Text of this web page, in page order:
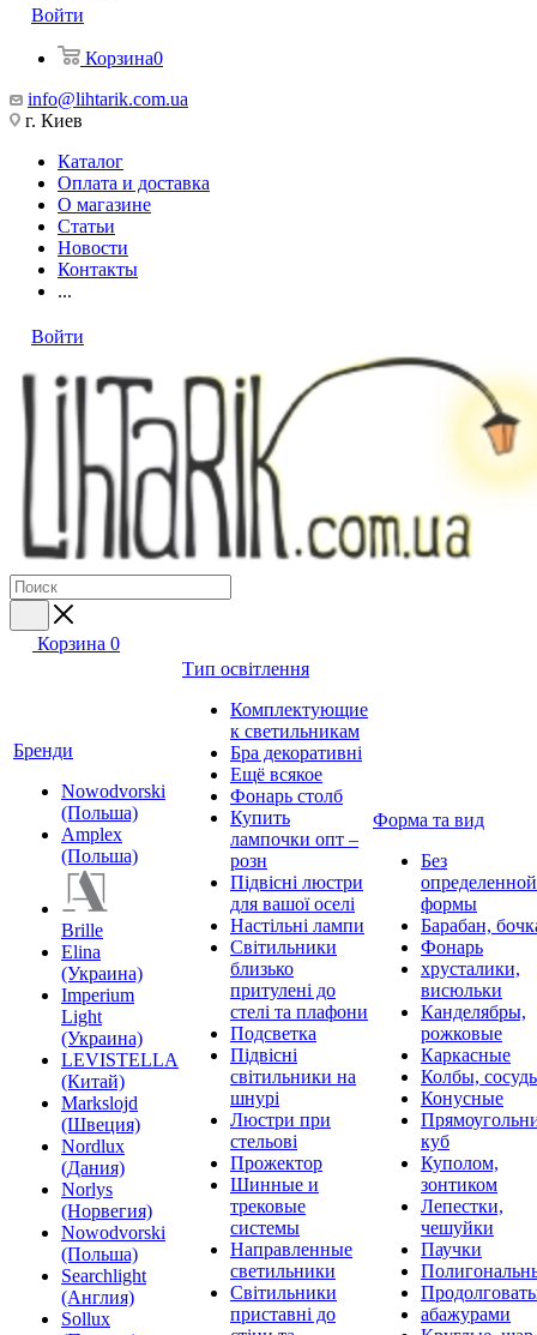
Войти
Корзина0
info@lihtarik.com.ua
г. Киев
Каталог
Оплата и доставка
О магазине
Статьи
Новости
Контакты
...
Войти
Корзина 0
Бренди
Nowodvorski
(Польша)
Amplex
(Польша)
Brille
Elina
(Украина)
Imperium
Light
(Украина)
LEVISTELLA
(Китай)
Markslojd
(Швеция)
Nordlux
(Дания)
Norlys
(Норвегия)
Nowodvorski
(Польша)
Searchlight
(Англия)
Sollux
Тип освітлення
Комплектующие
к светильникам
Бра декоративні
Ещё всякое
Фонарь столб
Купить
лампочки опт –
розн
Підвісні люстри
для вашої оселі
Настільні лампи
Світильники
близько
притулені до
стелі та плафони
Подсветка
Підвісні
світильники на
шнурі
Люстри при
стельові
Прожектор
Шинные и
трековые
системы
Направленные
светильники
Світильники
приставні до
Форма та вид
Без
определенной
формы
Барабан,
Фонарь
хрусталики,
висюльки
Канделябры,
рожковые
Каркасные
Колбы,
Конусные
куб
Куполом,
зонтиком
Лепестки,
чешуйки
Паучки
абажурами